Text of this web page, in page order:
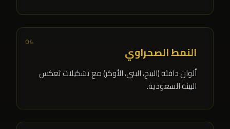
04
النمط الصحراوي
ألوان دافئة (البيج، البني، الأوكر) مع تشكيلات تَعكس
البيئة السعودية.